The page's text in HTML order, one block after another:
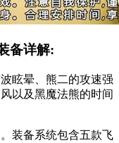
备详解:
眩晕、熊二的攻速强
以及黑魔法熊的时间
装备系统包含五款飞